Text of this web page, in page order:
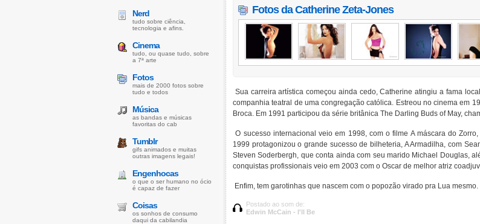
Fotos daCatherine Zeta-Jones
Sua carreira artística começou ainda cedo, Catherine atingiu a fama
companhia teatral de uma congregação católica. Estreou no cinema em
Broca. Em 1991 participou da série britânica The Darling Buds of May,
O sucesso internacional veio em 1998, com o filme A máscara do
1999 protagonizou o grande sucesso de bilheteria, A Armadilha, com
Steven Soderbergh, que conta ainda com seu marido Michael Douglas,
conquistas profissionais veio em 2003 com o Oscar de melhor atriz
Enfim, tem garotinhas que nascem com o popozão virado pra Lua mesmo.
Postado ao som de:
Edwin McCain - I'll Be
Nerd
tudo sobre ciência,
tecnologia e afins.
Cinema
tudo, ou quase tudo, sobre
a 7ª arte
Fotos
mais de 2000 fotos sobre
tudo e todos
Música
as bandas e músicas
favoritas do cab
Tumblr
gifs animados e muitas
outras imagens legais!
Engenhocas
o que o ser humano no ócio
é capaz de fazer
Coisas
os sonhos de consumo
daqui da cabilandia